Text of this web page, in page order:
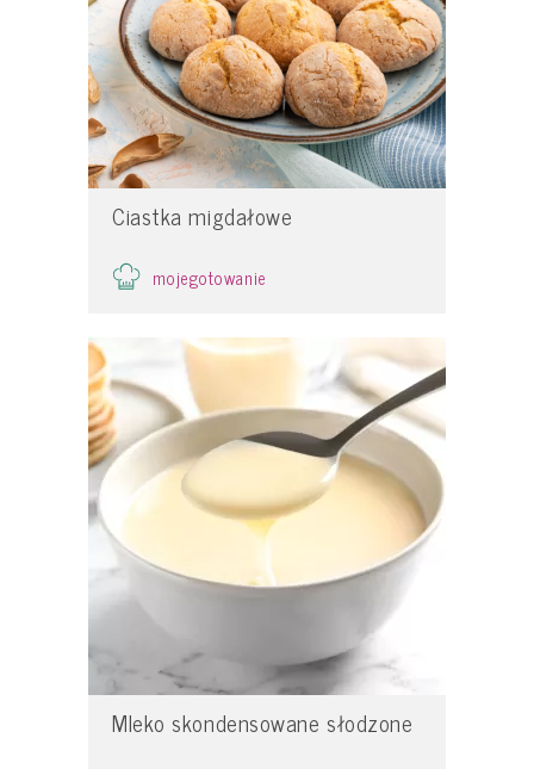
Ciastka migdałowe
mojegotowanie
Mleko skondensowane słodzone